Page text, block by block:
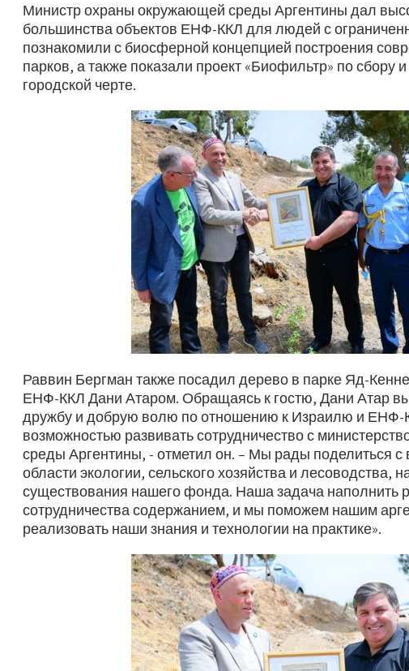
Министр охраны окружающей среды Аргентины дал
большинства объектов ЕНФ-ККЛ для людей с
познакомили с биосферной концепцией построения
парков, а также показали проект «Биофильтр» по сбору
городской черте.
Раввин Бергман также посадил дерево в парке Яд-
ЕНФ-ККЛ Дани Атаром. Обращаясь к гостю, Дани Атар
дружбу и добрую волю по отношению к Израилю и ЕНФ-
возможностью развивать сотрудничество с
среды Аргентины, - отметил он. – Мы рады поделиться
области экологии, сельского хозяйства и лесоводства,
существования нашего фонда. Наша задача наполнить
сотрудничества содержанием, и мы поможем нашим
реализовать наши знания и технологии на практике».